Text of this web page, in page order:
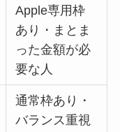
Apple専用枠
あり・まとま
った金額が必
要な人
通常枠あり・
バランス重視